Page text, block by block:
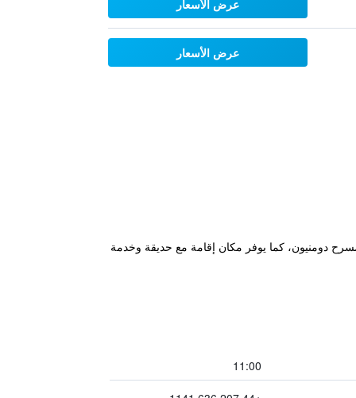
عرض الأسعار
عرض الأسعار
المتحف البريطاني و7 دقائق سيرًا على الأقدام من مسرح دومنيون، كما يوفر مكان إقامة مع حديقة وخدمة
11:00